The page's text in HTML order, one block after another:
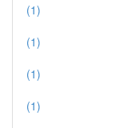
(1)
(1)
(1)
(1)